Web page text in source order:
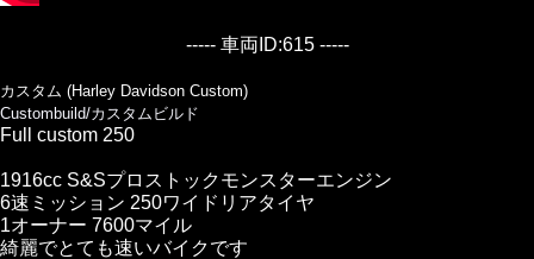
----- 車両ID:615 -----
カスタム (Harley Davidson Custom)
Custombuild/カスタムビルド
Full custom 250
1916cc S&Sプロストックモンスターエンジン
6速ミッション 250ワイドリアタイヤ
1オーナー 7600マイル
綺麗でとても速いバイクです